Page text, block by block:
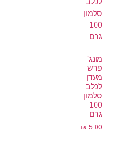
מונג'
פרש
מעדן
לכלב
סלמון
100
גרם
₪ 5.00